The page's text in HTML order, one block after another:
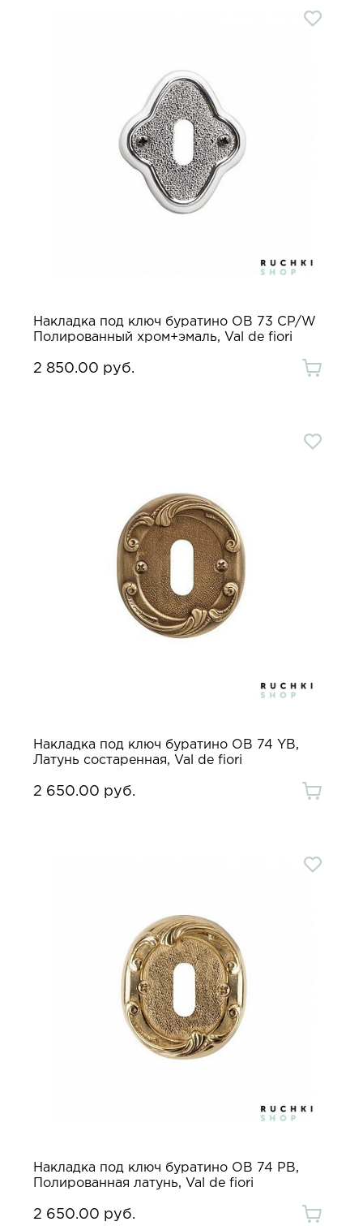
Накладка под ключ буратино OB 73 CP/W
Полированный хром+эмаль, Val de fiori
2 850.00 руб.
Накладка под ключ буратино OB 74 YB,
Латунь состаренная, Val de fiori
2 650.00 руб.
Накладка под ключ буратино OB 74 PB,
Полированная латунь, Val de fiori
2 650.00 руб.